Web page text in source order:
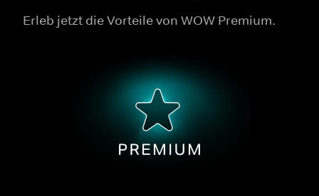
Erleb jetzt die Vorteile von WOW Premium.